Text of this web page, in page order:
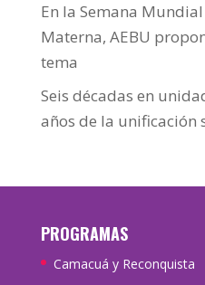
En la Semana
Materna, AEBU
tema
Seis décadas en
años de la unificación
PROGRAMAS
Camacuá y Reconquista